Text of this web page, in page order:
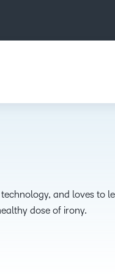
and loves to
dose of irony.